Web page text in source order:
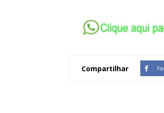
Compartilhar